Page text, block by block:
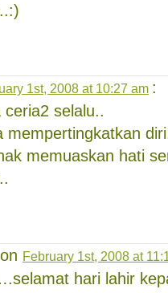
1st, 2008 at 10:27 am :
selalu..
mempertingkatkan
memuaskan hati
February 1st, 2008 at
hari lahir